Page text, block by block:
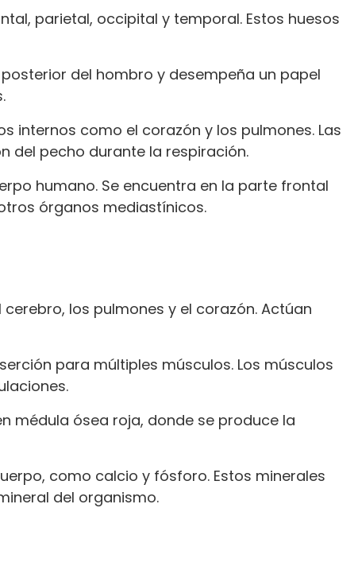
parietal, occipital y temporal. Estos huesos
del hombro y desempeña un papel
internos como el corazón y los pulmones. Las
del pecho durante la respiración.
humano. Se encuentra en la parte frontal
órganos mediastínicos.
los pulmones y el corazón. Actúan
para múltiples músculos. Los músculos
médula ósea roja, donde se produce la
como calcio y fósforo. Estos minerales
del organismo.